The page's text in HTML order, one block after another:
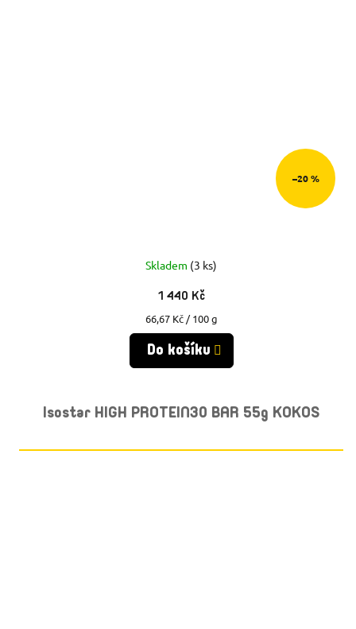
–20 %
Skladem (3 ks)
1 440 Kč
Měrná
cena:
66,67 Kč / 100 g
Do košíku
Isostar HIGH PROTEIN30 BAR 55g KOKOS